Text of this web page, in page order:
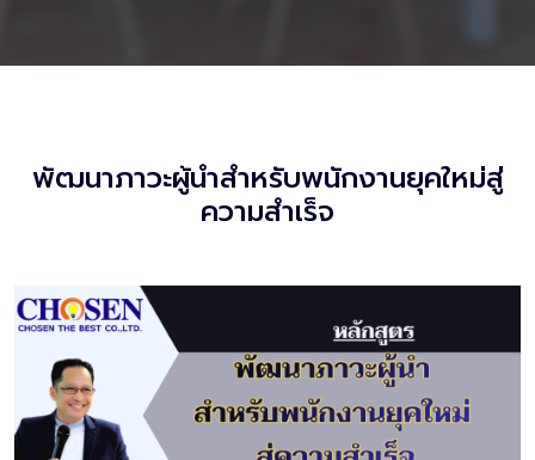
พัฒนาภาวะผู้นำสำหรับพนักงานยุคใหม่สู่
ความสำเร็จ